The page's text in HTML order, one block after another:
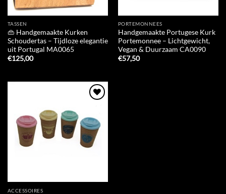
TASSEN
👜 Handgemaakte Kurken
Schoudertas – Tijdloze elegantie
uit Portugal MA0065
€125,00
PORTEMONNEES
Handgemaakte Portugese Kurk
Portemonnee – Lichtgewicht,
Vegan & Duurzaam CA0090
€57,50
ACCESSOIRES